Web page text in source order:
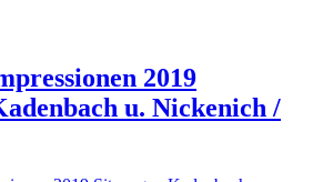
2019
u. Nickenich /